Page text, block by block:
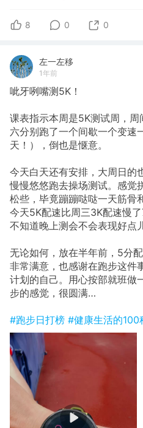
8 0 0
左一左移
1年前
呲牙咧嘴测5K！
课表指示本周是5K测试周，
六分别跑了一个间歇一个变速
天！），倒也是惬意。
今天白天还有安排，大周日的
慢慢悠悠跑去操场测试。感觉
松些，毕竟蹦蹦哒哒一天筋骨
今天5K配速比周三3K配速慢
不知道晚上测会不会表现好点
无论如何，放在半年前，5分
非常满意，也感谢在跑步这件
计划的自己。用心按部就班做
步的感觉，很圆满…
#跑步日打榜 #健康生活的100